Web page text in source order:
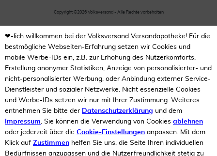
Copyright ©2026 Volksversand - Alle Rechte vorbehalten
❤-lich willkommen bei der Volksversand Versandapotheke! Für die
bestmögliche Webseiten-Erfahrung setzen wir Cookies und
mobile Werbe-IDs ein, z.B. zur Erhöhung des Nutzerkomforts,
Erstellung anonymer Statistiken, Anzeige von personalisierter- und
nicht-personalisierter Werbung, oder Anbindung externer Service-
Dienstleister und sozialer Netzwerke. Nicht essenzielle Cookies
und Werbe-IDs setzen wir nur mit Ihrer Zustimmung. Weiteres
entnehmen Sie bitte der Datenschutzerklärung und dem
Impressum. Sie können die Verwendung von Cookies ablehnen
oder jederzeit über die Cookie-Einstellungen anpassen. Mit dem
Klick auf Zustimmen helfen Sie uns, die Seite Ihren individuellen
Bedürfnissen anzupassen und die Nutzerfreundlichkeit stetig zu